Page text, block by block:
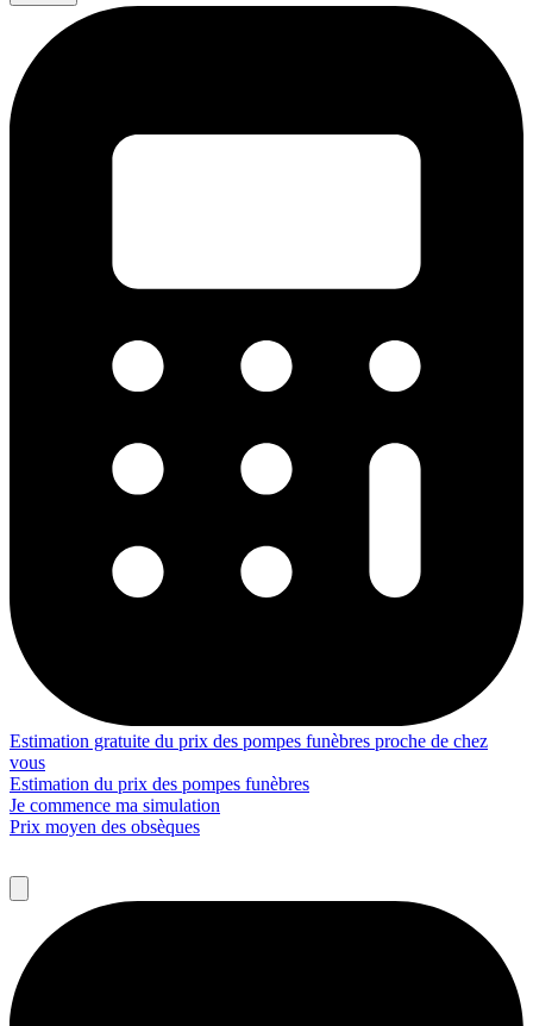
Estimation gratuite du prix des pompes funèbres proche de chez
vous
Estimation du prix des pompes funèbres
Je commence ma simulation
Prix moyen des obsèques